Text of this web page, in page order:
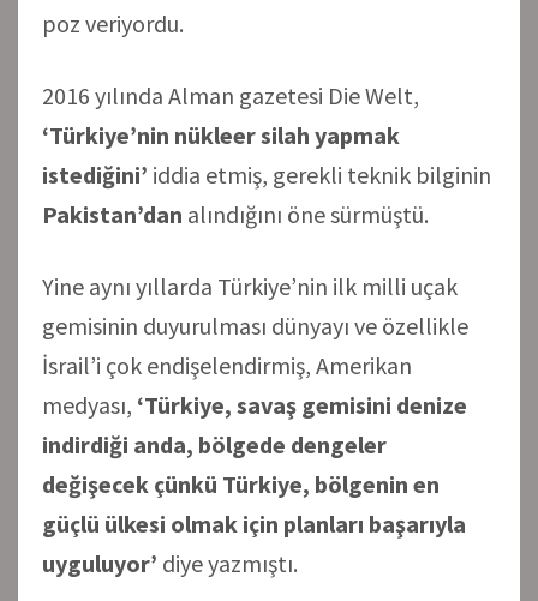
poz veriyordu.
2016 yılında Alman gazetesi Die Welt,
‘Türkiye’nin nükleer silah yapmak
istediğini’ iddia etmiş, gerekli teknik bilginin
Pakistan’dan alındığını öne sürmüştü.
Yine aynı yıllarda Türkiye’nin ilk milli uçak
gemisinin duyurulması dünyayı ve özellikle
İsrail’i çok endişelendirmiş, Amerikan
medyası, ‘Türkiye, savaş gemisini denize
indirdiği anda, bölgede dengeler
değişecek çünkü Türkiye, bölgenin en
güçlü ülkesi olmak için planları başarıyla
uyguluyor’ diye yazmıştı.